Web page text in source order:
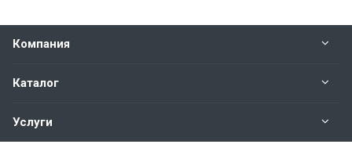
Компания
Каталог
Услуги